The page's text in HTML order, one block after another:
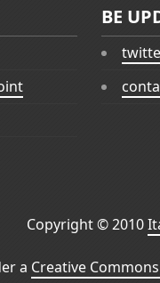
BE
Copyright © 2010
a Creative